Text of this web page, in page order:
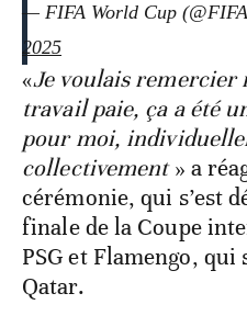
— FIFA World Cup
2025
«Je voulais remercier
travail paie, ça a été
pour moi,
collectivement» a
cérémonie, qui s’est
finale de la Coupe
PSG et Flamengo,
Qatar.